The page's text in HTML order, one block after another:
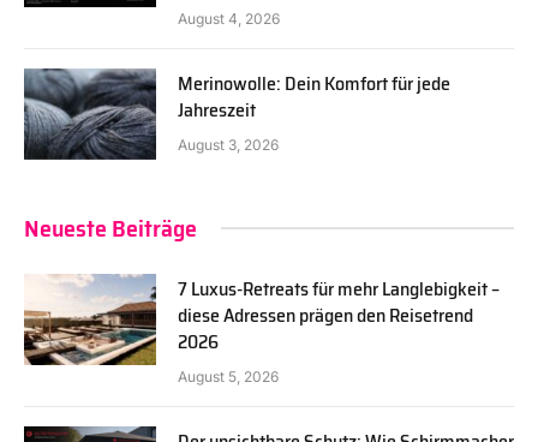
August 4, 2026
Merinowolle: Dein Komfort für jede
Jahreszeit
August 3, 2026
Neueste Beiträge
7 Luxus-Retreats für mehr Langlebigkeit –
diese Adressen prägen den Reisetrend
2026
August 5, 2026